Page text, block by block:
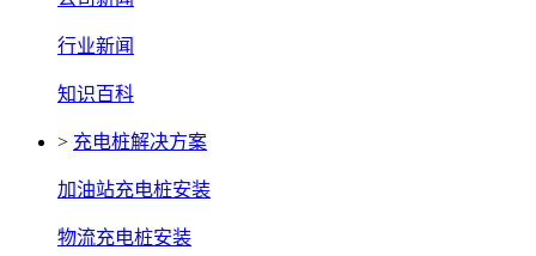
行业新闻
知识百科
> 充电桩解决方案
加油站充电桩安装
物流充电桩安装